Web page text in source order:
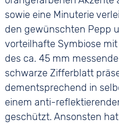
sowie eine Minuterie
den gewünschten Pepp
vorteilhafte Symbiose
des ca. 45 mm
schwarze Zifferblatt
dementsprechend in
einem anti-
geschützt. Ansonsten